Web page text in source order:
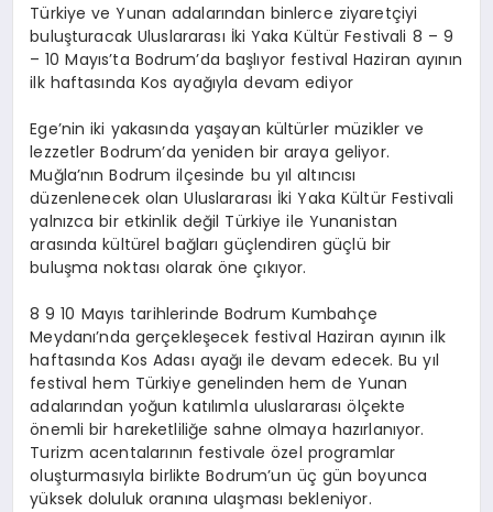
Türkiye ve Yunan adalarından binlerce ziyaretçiyi
buluşturacak Uluslararası İki Yaka Kültür Festivali 8 – 9
– 10 Mayıs’ta Bodrum’da başlıyor festival Haziran ayının
ilk haftasında Kos ayağıyla devam ediyor
Ege’nin iki yakasında yaşayan kültürler müzikler ve
lezzetler Bodrum’da yeniden bir araya geliyor.
Muğla’nın Bodrum ilçesinde bu yıl altıncısı
düzenlenecek olan Uluslararası İki Yaka Kültür Festivali
yalnızca bir etkinlik değil Türkiye ile Yunanistan
arasında kültürel bağları güçlendiren güçlü bir
buluşma noktası olarak öne çıkıyor.
8 9 10 Mayıs tarihlerinde Bodrum Kumbahçe
Meydanı’nda gerçekleşecek festival Haziran ayının ilk
haftasında Kos Adası ayağı ile devam edecek. Bu yıl
festival hem Türkiye genelinden hem de Yunan
adalarından yoğun katılımla uluslararası ölçekte
önemli bir hareketliliğe sahne olmaya hazırlanıyor.
Turizm acentalarının festivale özel programlar
oluşturmasıyla birlikte Bodrum’un üç gün boyunca
yüksek doluluk oranına ulaşması bekleniyor.